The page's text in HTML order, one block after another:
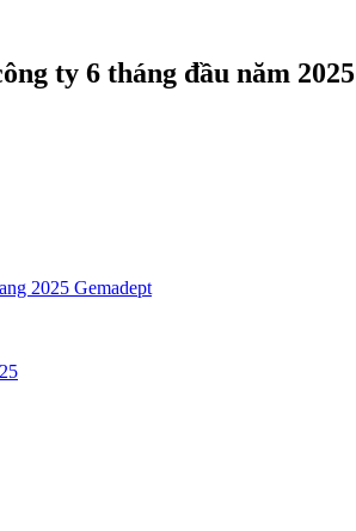
ty 6 tháng đầu năm 2025
2025 Gemadept